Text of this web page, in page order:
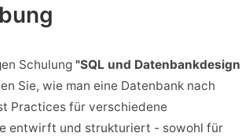
Schulung "SQL und Datenbankdesign
Sie, wie man eine Datenbank nach
Practices für verschiedene
entwirft und strukturiert - sowohl für